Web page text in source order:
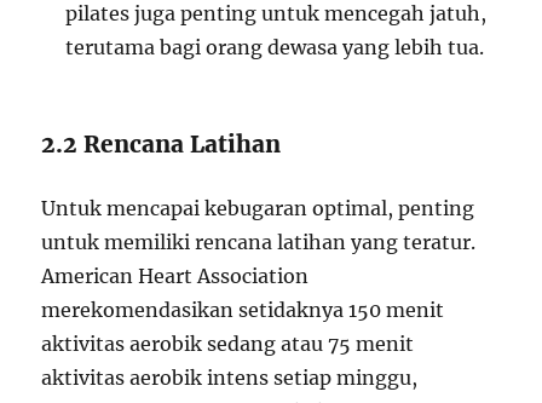
pilates juga penting untuk mencegah jatuh,
terutama bagi orang dewasa yang lebih tua.
2.2 Rencana Latihan
Untuk mencapai kebugaran optimal, penting
untuk memiliki rencana latihan yang teratur.
American Heart Association
merekomendasikan setidaknya 150 menit
aktivitas aerobik sedang atau 75 menit
aktivitas aerobik intens setiap minggu,